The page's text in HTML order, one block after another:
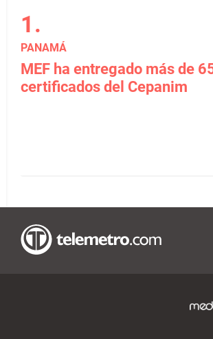
PANAMÁ
MEF ha entregado más de
certificados del Cepanim